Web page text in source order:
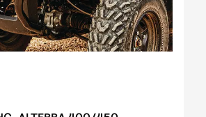
steel blue met
T3S
EFT emerald green met
EFT black met